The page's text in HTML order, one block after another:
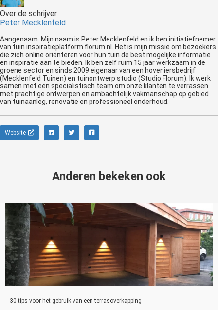
Over de schrijver
Peter Mecklenfeld
Aangenaam. Mijn naam is Peter Mecklenfeld en ik ben initiatiefnemer
van tuin inspiratieplatform florum.nl. Het is mijn missie om bezoekers
die zich online oriënteren voor hun tuin de best mogelijke informatie
en inspiratie aan te bieden. Ik ben zelf ruim 15 jaar werkzaam in de
groene sector en sinds 2009 eigenaar van een hoveniersbedrijf
(Mecklenfeld Tuinen) en tuinontwerp studio (Studio Florum). Ik werk
samen met een specialistisch team om onze klanten te verrassen
met prachtige ontwerpen en ambachtelijk vakmanschap op gebied
van tuinaanleg, renovatie en professioneel onderhoud.
Website
Anderen bekeken ook
30 tips voor het gebruik van een terrasoverkapping